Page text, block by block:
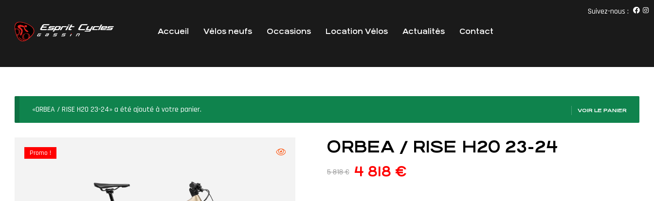
Suivez-nous :
Accueil Vélos neufs Occasions Location Vélos Actualités Contact
VOIR LE PANIER
«ORBEA / RISE H20 23-24» a été ajouté à votre panier.
Promo ! ORBEA / RISE H20 23-24
5 818€ 4 818 €